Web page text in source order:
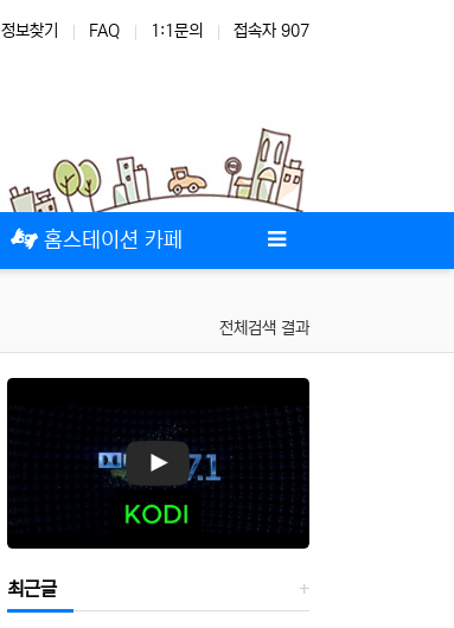
정보찾기 FAQ 1:1문의 접속자 907
위젯 애드온
홈스테이션 카페
전체검색 결과
최근글